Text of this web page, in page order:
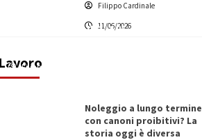
Filippo Cardinale
11/06/2026
Lavoro
Vino in Italia: il giro d’affari
contribuisce all’1,1% del PIL
Filippo Cardinale
Noleggio a lungo termine
con canoni proibitivi? La
storia oggi è diversa